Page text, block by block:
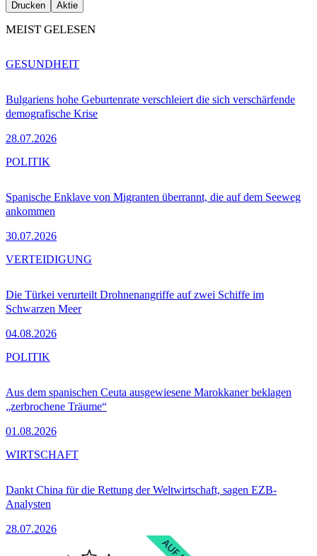
Drucken Aktie
MEIST GELESEN
Bulgariens hohe Geburtenrate verschleiert die sich verschärfende
demografische Krise
28.07.2026
GESUNDHEIT
Spanische Enklave von Migranten überrannt, die auf dem Seeweg
ankommen
30.07.2026
POLITIK
Die Türkei verurteilt Drohnenangriffe auf zwei Schiffe im
Schwarzen Meer
04.08.2026
VERTEIDIGUNG
Aus dem spanischen Ceuta ausgewiesene Marokkaner beklagen
„zerbrochene Träume“
01.08.2026
POLITIK
Dankt China für die Rettung der Weltwirtschaft, sagen EZB-
Analysten
28.07.2026
WIRTSCHAFT